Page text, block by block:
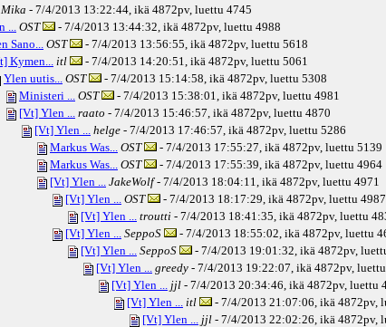
Mika - 7/4/2013 13:22:44, ikä 4872pv, luettu 4745
OST - 7/4/2013 13:44:32, ikä 4872pv, luettu 4988
Sano...
OST - 7/4/2013 13:56:55, ikä 4872pv, luettu 5618
Kymen...
itl - 7/4/2013 14:20:51, ikä 4872pv, luettu 5061
Ylen uutis...
OST - 7/4/2013 15:14:58, ikä 4872pv, luettu 5308
Ministeri ...
OST - 7/4/2013 15:38:01, ikä 4872pv, luettu 4981
[Vt] Ylen ...
raato - 7/4/2013 15:46:57, ikä 4872pv, luettu 4870
[Vt] Ylen ...
helge - 7/4/2013 17:46:57, ikä 4872pv, luettu 5286
Markus Was...
OST - 7/4/2013 17:55:27, ikä 4872pv, luettu 5139
Markus Was...
OST - 7/4/2013 17:55:39, ikä 4872pv, luettu 4964
[Vt] Ylen ...
JakeWolf- 7/4/2013 18:04:11, ikä 4872pv, luettu 4971
[Vt] Ylen ...
OST - 7/4/2013 18:17:29, ikä 4872pv, luettu 4987
[Vt] Ylen ...
troutti - 7/4/2013 18:41:35, ikä 4872pv, luettu
[Vt] Ylen ...
SeppoS - 7/4/2013 18:55:02, ikä 4872pv, luettu
[Vt] Ylen ...
SeppoS - 7/4/2013 19:01:32, ikä 4872pv,
[Vt] Ylen ...
greedy - 7/4/2013 19:22:07, ikä 4872pv,
[Vt] Ylen ...
jjl - 7/4/2013 20:34:46, ikä 4872pv, luettu
[Vt] Ylen ...
itl - 7/4/2013 21:07:06, ikä 4872pv,
[Vt] Ylen ...
jjl - 7/4/2013 22:02:26, ikä 4872pv,